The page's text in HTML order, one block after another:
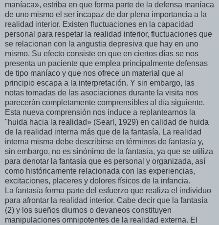
maníaca», estriba en que forma parte de la defensa maníaca
de uno mismo el ser incapaz de dar plena importancia a la
realidad interior. Existen fluctuaciones en la capacidad
personal para respetar la realidad interior, fluctuaciones que
se relacionan con la angustia depresiva que hay en uno
mismo. Su efecto consiste en que en ciertos días se nos
presenta un paciente que emplea principalmente defensas
de tipo maníaco y que nos ofrece un material que al
principio escapa a la interpretación. Y sin embargo, las
notas tomadas de las asociaciones durante la visita nos
parecerán completamente comprensibles al día siguiente.
Esta nueva comprensión nos induce a replantearnos la
"huida hacia la realidad» (Searl, 1929) en calidad de huida
de la realidad interna más que de la fantasía. La realidad
interna misma debe describirse en términos de fantasía y,
sin embargo, no es sinónimo de la fantasía, ya que se utiliza
para denotar la fantasía que es personal y organizada, así
como históricamente relacionada con las experiencias,
excitaciones, placeres y dolores físicos de la infancia.
La fantasía forma parte del esfuerzo que realiza el individuo
para afrontar la realidad interior. Cabe decir que la fantasía
(2) y los sueños diurnos o devaneos constituyen
manipulaciones omnipotentes de la realidad externa. El